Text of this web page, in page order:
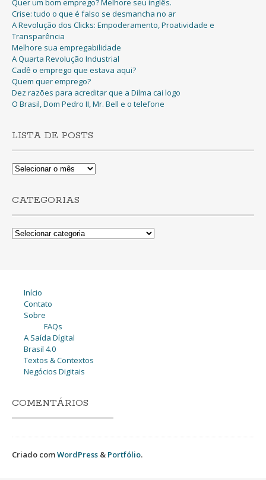
Quer um bom emprego? Melhore seu inglês.
Crise: tudo o que é falso se desmancha no ar
A Revolução dos Clicks: Empoderamento, Proatividade e
Transparência
Melhore sua empregabilidade
A Quarta Revolução Industrial
Cadê o emprego que estava aqui?
Quem quer emprego?
Dez razões para acreditar que a Dilma cai logo
O Brasil, Dom Pedro II, Mr. Bell e o telefone
LISTA DE POSTS
Lista
CATEGORIAS
Categorias
Início
Contato
Sobre
FAQs
A Saída Dígital
Brasil 4.0
Textos & Contextos
Negócios Digitais
COMENTÁRIOS
Criado comWordPress & Portfólio.